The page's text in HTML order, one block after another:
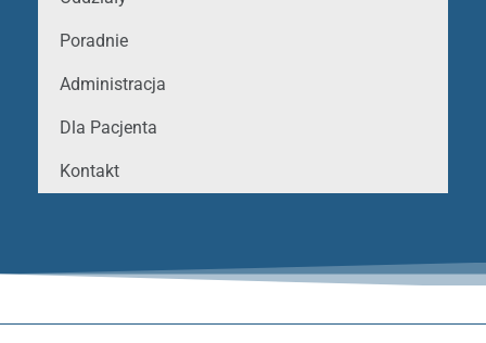
Poradnie
Administracja
Dla Pacjenta
Kontakt